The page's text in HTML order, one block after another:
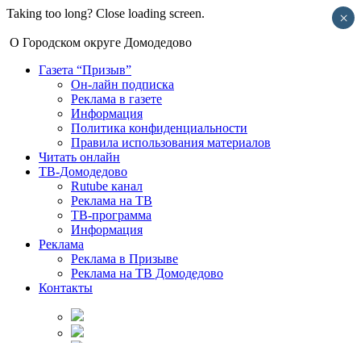
Taking too long? Close loading screen.
О Городском округе Домодедово
Газета “Призыв”
Он-лайн подписка
Реклама в газете
Информация
Политика конфиденциальности
Правила использования материалов
Читать онлайн
ТВ-Домодедово
Rutube канал
Реклама на ТВ
ТВ-программа
Информация
Реклама
Реклама в Призыве
Реклама на ТВ Домодедово
Контакты
×